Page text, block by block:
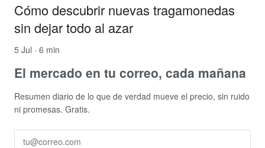
Cómo descubrir nuevas tragamonedas
sin dejar todo al azar
5 Jul · 6 min
El mercado en tu correo, cada mañana
Resumen diario de lo que de verdad mueve el precio, sin ruido
ni promesas. Gratis.